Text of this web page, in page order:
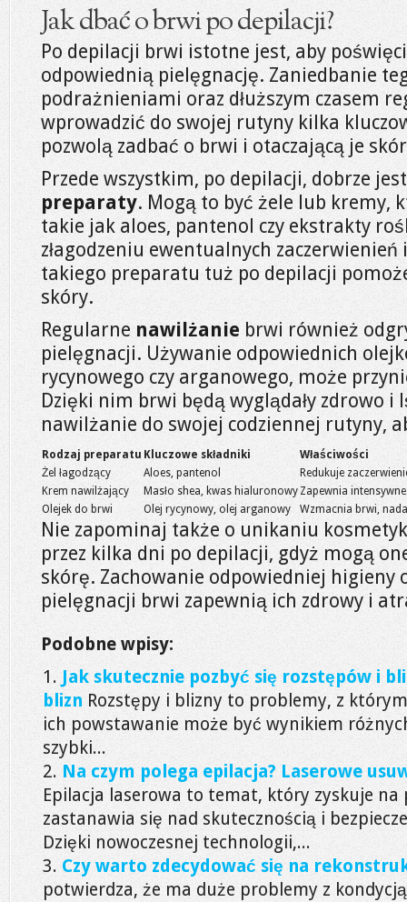
Jak dbać o brwi po depilacji?
Po depilacji brwi istotne jest, aby
odpowiednią pielęgnację. Zaniedbanie
podrażnieniami oraz dłuższym czasem
wprowadzić do swojej rutyny kilka
pozwolą zadbać o brwi i otaczającą je
Przede wszystkim, po depilacji, dobrze
preparaty. Mogą to być żele lub kremy,
takie jak aloes, pantenol czy ekstrakty
złagodzeniu ewentualnych
takiego preparatu tuż po depilacji
skóry.
Regularne nawilżanie brwi również
pielęgnacji. Używanie odpowiednich
rycynowego czy arganowego, może
Dzięki nim brwi będą wyglądały zdrowo i
nawilżanie do swojej codziennej rutyny,
Rodzaj preparatu Kluczowe składniki
Właściwości
Żel łagodzący
Aloes, pantenol
Redukuje
Krem nawilżający
Masło shea, kwas hialuronowy Zapewnia
Olejek do brwi
Olej rycynowy, olej arganowy Wzmacnia brwi,
Nie zapominaj także o unikaniu
przez kilka dni po depilacji, gdyż mogą
skórę. Zachowanie odpowiedniej higieny
pielęgnacji brwi zapewnią ich zdrowy i
Podobne wpisy:
Jak skutecznie pozbyć się rozstępów i
blizn Rozstępy i blizny to problemy, z
ich powstawanie może być wynikiem
szybki...
Na czym polega epilacja? Laserowe
Epilacja laserowa to temat, który zyskuje
zastanawia się nad skutecznością i
Dzięki nowoczesnej technologii,...
Czy warto zdecydować się na
potwierdza, że ma duże problemy z kondycją